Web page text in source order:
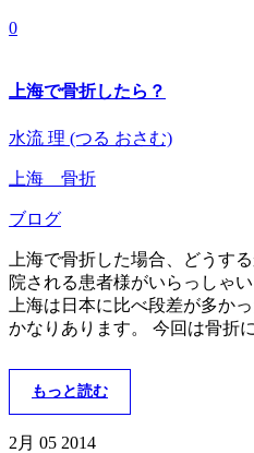
0
上海で骨折したら？
水流 理 (つる おさむ)
上海 骨折
ブログ
上海で骨折した場合、どうす
院される患者様がいらっしゃ
上海は日本に比べ段差が多か
かなりあります。 今回は骨折
もっと読む
2月 05 2014